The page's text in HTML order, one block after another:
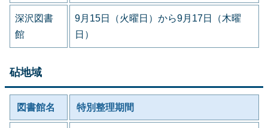
深沢図書
館
9月15日（火曜日）から9月17日（木曜
日）
砧地域
図書館名 特別整理期間